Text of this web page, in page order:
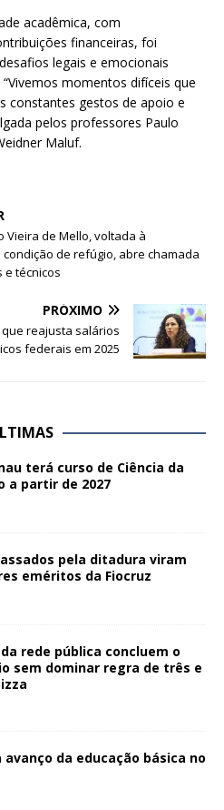
acadêmica, com
financeiras, foi
legais e emocionais
momentos difíceis que
constantes gestos de apoio e
pelos professores Paulo
Maluf.
Vieira de Mello, voltada à
de refúgio, abre chamada
e técnicos
PRÓXIMO
reajusta salários
federais em 2025
terá curso de Ciência da
a partir de 2027
pela ditadura viram
eméritos da Fiocruz
rede pública concluem o
sem dominar regra de três e
da educação básica no